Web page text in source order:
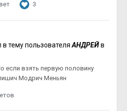
3
в тему пользователя АНДРЕЙв
если взять первую половину
Модрич Меньян